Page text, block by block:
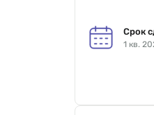
Срок
1 кв.